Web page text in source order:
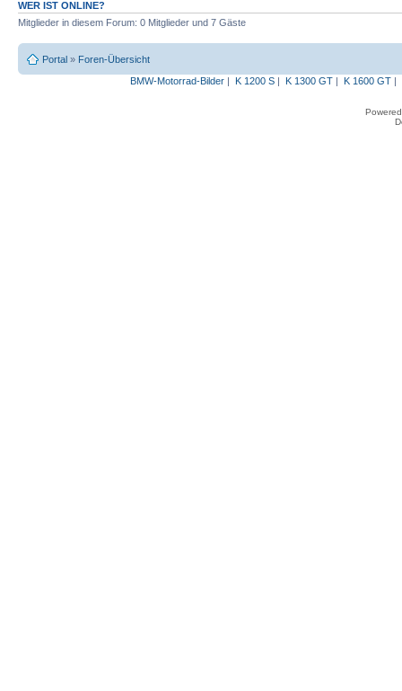
WER IST ONLINE?
Mitglieder in diesem Forum: 0 Mitglieder und 7 Gäste
Portal » Foren-Übersicht
BMW-Motorrad-Bilder| K 1200 S| K 1300 GT| K 1600 GT|